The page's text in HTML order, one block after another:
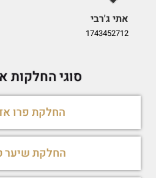
אתי ג'רבי
1743452712
סוגי החלקות
החלקת פרו
החלקת שיער